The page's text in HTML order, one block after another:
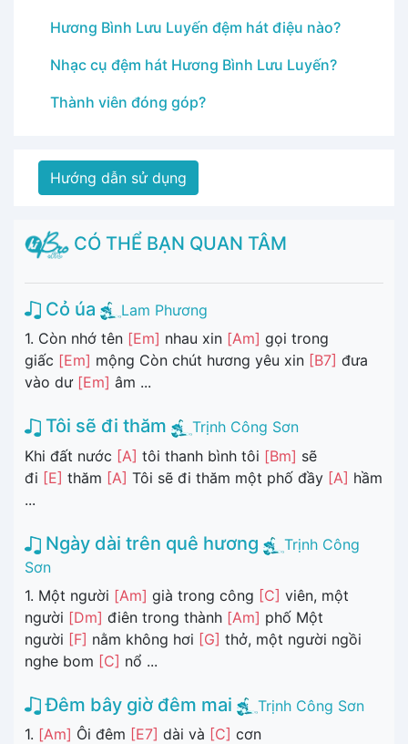
Hương Bình Lưu Luyến đệm hát điệu nào?
Nhạc cụ đệm hát Hương Bình Lưu Luyến?
Thành viên đóng góp?
Hướng dẫn sử dụng
CÓ THỂ BẠN QUAN TÂM
Cỏ úa
Lam Phương
1. Còn nhớ tên [Em] nhau xin [Am] gọi trong
giấc [Em] mộng Còn chút hương yêu xin [B7] đưa
vào dư [Em] âm ...
Tôi sẽ đi thăm
Trịnh Công Sơn
Khi đất nước [A] tôi thanh bình tôi [Bm] sẽ
đi [E] thăm [A] Tôi sẽ đi thăm một phố đầy [A] hầm
...
Ngày dài trên quê hương
Trịnh Công
Sơn
1. Một người [Am] già trong công [C] viên, một
người [Dm] điên trong thành [Am] phố Một
người [F] nằm không hơi [G] thở, một người ngồi
nghe bom [C] nổ ...
Đêm bây giờ đêm mai
Trịnh Công Sơn
1. [Am] Ôi đêm [E7] dài và [C] cơn